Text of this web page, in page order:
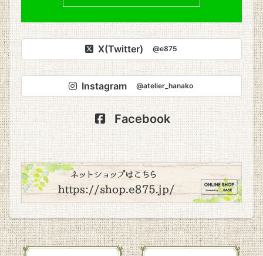
X(Twitter) @e875
Instagram @atelier_hanako
Facebook